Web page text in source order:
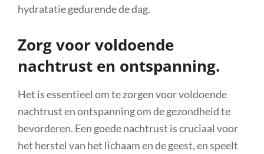
hydratatie gedurende de dag.
Zorg voor voldoende
nachtrust en ontspanning.
Het is essentieel om te zorgen voor voldoende
nachtrust en ontspanning om de gezondheid te
bevorderen. Een goede nachtrust is cruciaal voor
het herstel van het lichaam en de geest, en speelt